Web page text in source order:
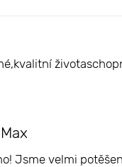
Jsme velmi